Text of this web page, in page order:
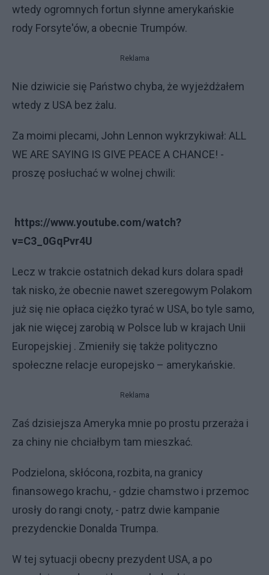
wtedy ogromnych fortun słynne amerykańskie
rody Forsyte'ów, a obecnie Trumpów.
Reklama
Nie dziwicie się Państwo chyba, że wyjeżdżałem
wtedy z USA bez żalu.
Za moimi plecami, John Lennon wykrzykiwał: ALL
WE ARE SAYING IS GIVE PEACE A CHANCE! -
proszę posłuchać w wolnej chwili:
https://www.youtube.com/watch?
v=C3_0GqPvr4U
Lecz w trakcie ostatnich dekad kurs dolara spadł
tak nisko, że obecnie nawet szeregowym Polakom
już się nie opłaca ciężko tyrać w USA, bo tyle samo,
jak nie więcej zarobią w Polsce lub w krajach Unii
Europejskiej . Zmieniły się także polityczno
społeczne relacje europejsko – amerykańskie.
Reklama
Zaś dzisiejsza Ameryka mnie po prostu przeraża i
za chiny nie chciałbym tam mieszkać.
Podzielona, skłócona, rozbita, na granicy
finansowego krachu, - gdzie chamstwo i przemoc
urosły do rangi cnoty, - patrz dwie kampanie
prezydenckie Donalda Trumpa.
W tej sytuacji obecny prezydent USA, a po